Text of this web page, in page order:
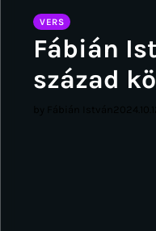
VERS
Fábián
század